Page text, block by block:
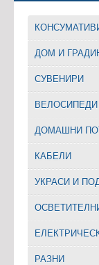
ДОМ И
СУВЕНИРИ
ВЕЛОСИПЕДИ
ДОМАШНИ
КАБЕЛИ
УКРАСИ И
РАЗНИ